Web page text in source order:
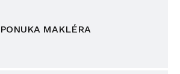
PONUKA MAKLÉRA